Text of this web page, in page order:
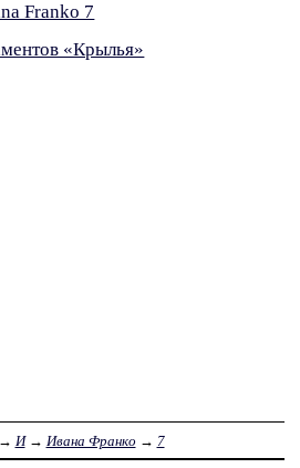
Franko 7
«Крылья»
→ И→ Ивана Франко → 7